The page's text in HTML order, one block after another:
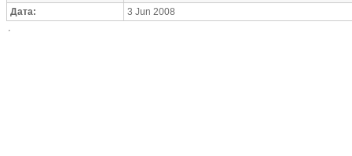
Дата:
3 Jun 2008